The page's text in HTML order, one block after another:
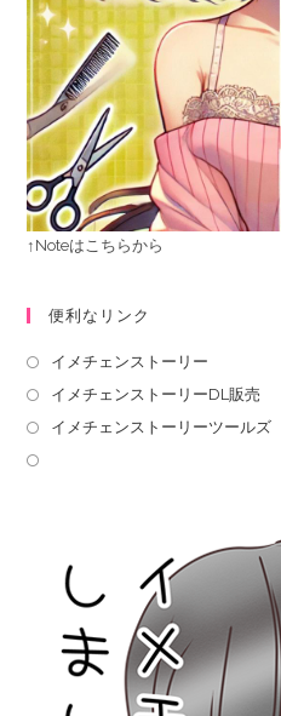
↑Noteはこちらから
便利なリンク
イメチェンストーリー
イメチェンストーリーDL販売
イメチェンストーリーツールズ